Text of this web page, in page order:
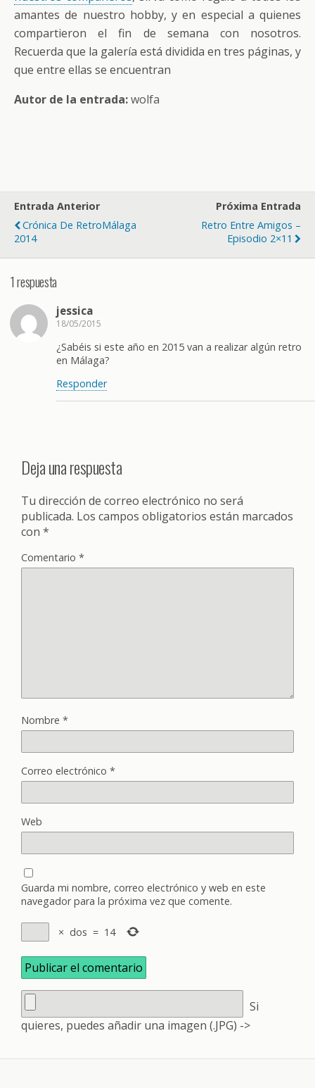
amantes de nuestro hobby, y en especial a quienes
compartieron el fin de semana con nosotros.
Recuerda que la galería está dividida en tres páginas, y
que entre ellas se encuentran
Autor de la entrada:wolfa
Entrada Anterior
Crónica De RetroMálaga
2014
Próxima Entrada
Retro Entre Amigos –
Episodio 2×11
1 respuesta
jessica
18/05/2015
¿Sabéis si este año en 2015 van a realizar algún retro
en Málaga?
Responder
Deja una respuesta
Tu dirección de correo electrónico no será
publicada. Los campos obligatorios están marcados
con *
Comentario *
Nombre *
Correo electrónico *
Web
Guarda mi nombre, correo electrónico y web en este
navegador para la próxima vez que comente.
× dos = 14
Si
quieres, puedes añadir una imagen (.JPG) ->